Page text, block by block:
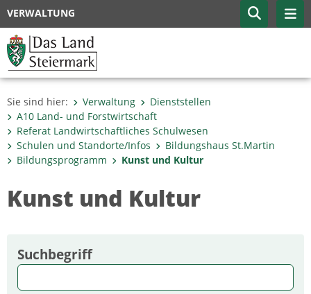
VERWALTUNG
Sie sind hier: Verwaltung
Dienststellen
A10 Land- und Forstwirtschaft
Referat Landwirtschaftliches Schulwesen
Schulen und Standorte/Infos
Bildungshaus St.Martin
Bildungsprogramm
Kunst und Kultur
Kunst und Kultur
Suchbegriff